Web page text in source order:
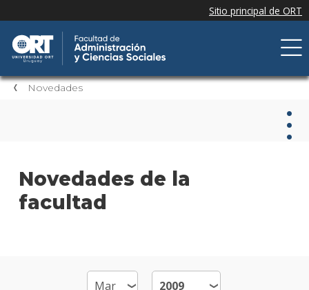
Novedades
Novedades de la
facultad